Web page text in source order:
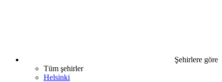
Şehirlere göre
Tüm şehirler
Helsinki